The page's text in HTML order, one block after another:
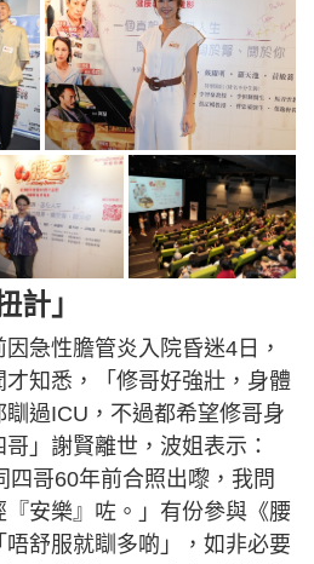
計」
急性膽管炎入院昏迷4日，
知悉，「修哥好強壯，身體
過ICU，不過都希望修哥身
」謝賢離世，波姐表示：
四哥60年前合照出嚟，我問
安樂』咗。」有份參與《腰
舒服就瞓多啲」，如非必要